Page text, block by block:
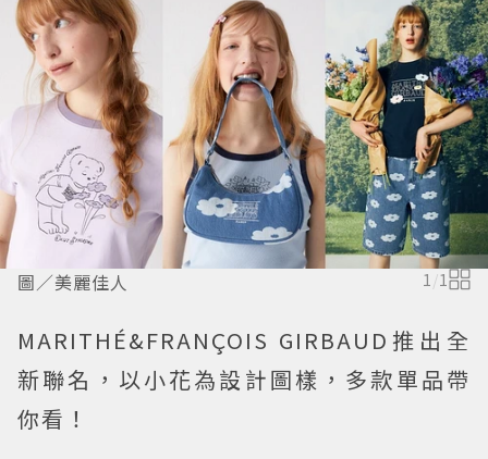
圖／美麗佳人 1 /1
MARITHÉ&FRANÇOIS GIRBAUD推出全
新聯名，以小花為設計圖樣，多款單品帶
你看！